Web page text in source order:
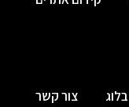
בלוג צור קשר